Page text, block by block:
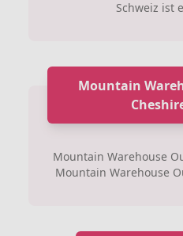
Schweiz ist
Mountain
Mountain Warehouse
Mountain Warehouse